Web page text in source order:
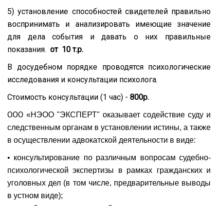
5) установление способностей свидетелей правильно
воспринимать и анализировать имеющие значение
для дела события и давать о них правильные
показания. от 10 т.р.
В досудебном порядке проводятся психологические
исследования и консультации психолога.
Стоимость консультации (1 час) - 800р.
ООО «НЭОО "ЭКСПЕРТ" оказывает содействие суду и
следственным органам в установлении истины, а также
в осуществлении адвокатской деятельности в виде:
• консультирование по различным вопросам судебно-
психологической экспертизы в рамках гражданских и
уголовных дел (в том числе, предварительные выводы
в устном виде);